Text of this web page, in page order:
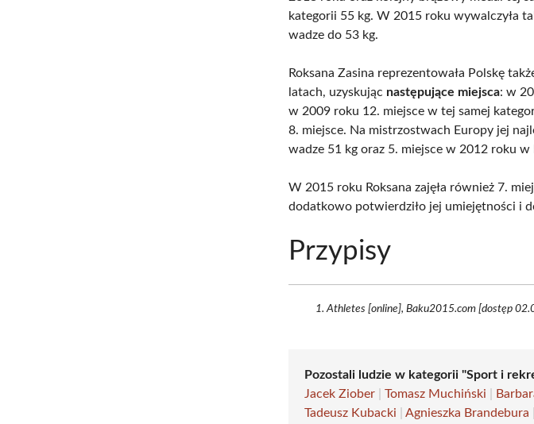
kategorii 55 kg. W 2015 roku wywalczyła
wadze do 53 kg.
Roksana Zasina reprezentowała Polskę
latach, uzyskując następujące miejsca: w
w 2009 roku 12. miejsce w tej samej
8. miejsce. Na mistrzostwach Europy jej
wadze 51 kg oraz 5. miejsce w 2012 roku w
W 2015 roku Roksana zajęła również 7.
dodatkowo potwierdziło jej umiejętności i
Przypisy
Athletes [online], Baku2015.com [dostęp
Pozostali ludzie w kategorii "Sport i
Jacek Ziober |Tomasz Muchiński
Tadeusz Kubacki |Agnieszka Brandebura